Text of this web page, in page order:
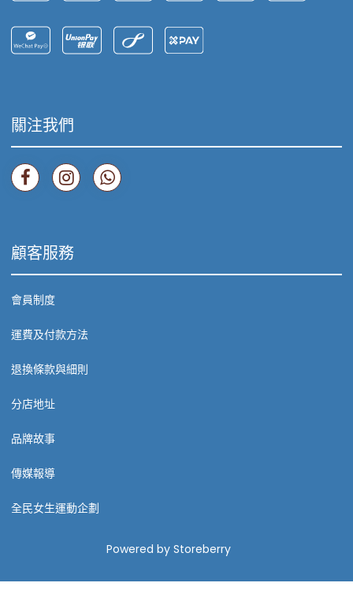
關注我們
顧客服務
會員制度
運費及付款方法
退換條款與細則
分店地址
品牌故事
傳媒報導
全民女生運動企劃
Powered by Storeberry